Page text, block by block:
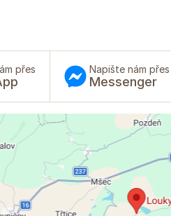
přes Napište nám přes
Messenger